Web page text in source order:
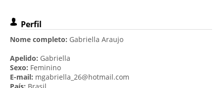
Perfil
Nome completo: Gabriella Araujo
Apelido: Gabriella
Sexo: Feminino
E-mail: mgabriella_26@hotmail.com